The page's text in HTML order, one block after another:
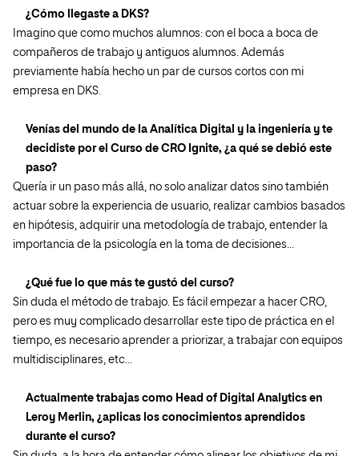
¿Cómo llegaste a DKS?
Imagino que como muchos alumnos: con el boca a boca de
compañeros de trabajo y antiguos alumnos. Además
previamente había hecho un par de cursos cortos con mi
empresa en DKS.
Venías del mundo de la Analítica Digital y la ingeniería y te
decidiste por el Curso de CRO Ignite, ¿a qué se debió este
paso?
Quería ir un paso más allá, no solo analizar datos sino también
actuar sobre la experiencia de usuario, realizar cambios basados
en hipótesis, adquirir una metodología de trabajo, entender la
importancia de la psicología en la toma de decisiones…
¿Qué fue lo que más te gustó del curso?
Sin duda el método de trabajo. Es fácil empezar a hacer CRO,
pero es muy complicado desarrollar este tipo de práctica en el
tiempo, es necesario aprender a priorizar, a trabajar con equipos
multidisciplinares, etc…
Actualmente trabajas como Head of Digital Analytics en
Leroy Merlin, ¿aplicas los conocimientos aprendidos
durante el curso?